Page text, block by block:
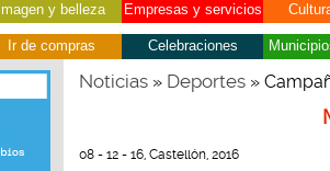
Imagen y belleza Empresas y servicios
Ir de compras Celebraciones
Noticias» Deportes»
08 - 12 - 16, Castellón, 2016